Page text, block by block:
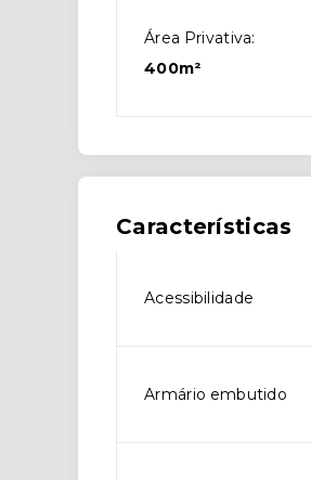
Área Privativa:
400m²
Características
Acessibilidade
Armário embutido